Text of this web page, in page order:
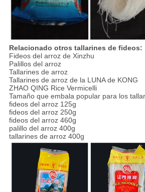
Relacionado otros tallarines de fideos:
Fideos del arroz de Xinzhu
Palillos del arroz
Tallarines de arroz
Tallarines de arroz de la LUNA de KONG
ZHAO QING Rice Vermicelli
Tamaño que embala popular para los
fideos del arroz 125g
fideos del arroz 250g
fideos del arroz 460g
palillo del arroz 400g
tallarines de arroz 400g